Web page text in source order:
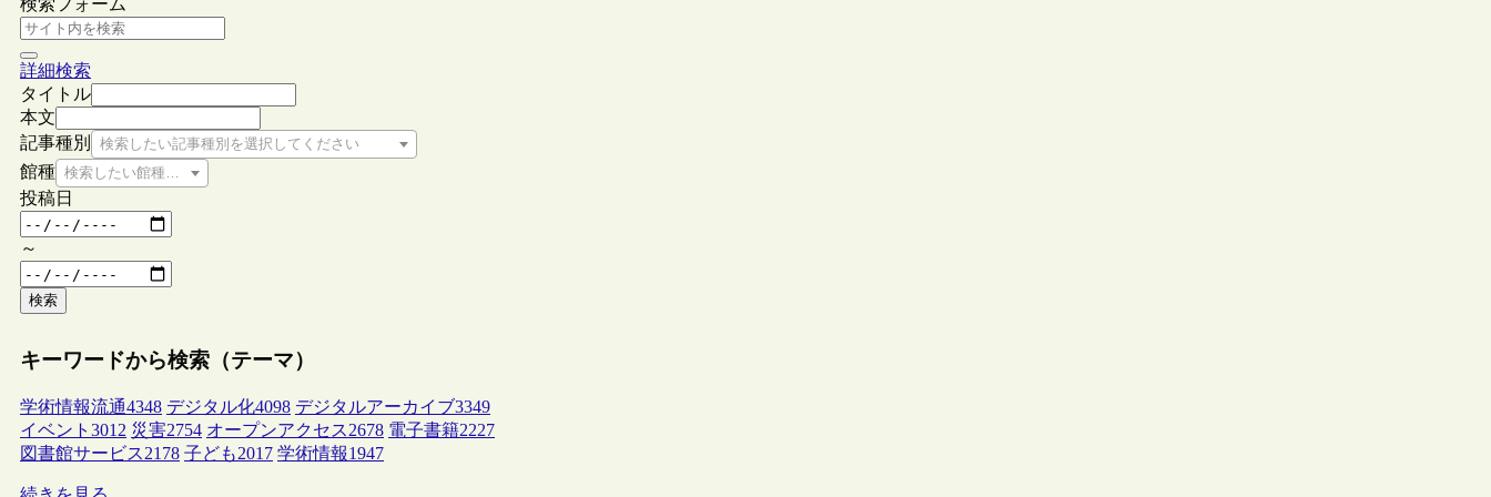
検索フォーム
詳細検索
タイトル
本文
記事種別
検索したい記事種別を選択してください
館種 検索したい館種を選択してください
投稿日
～
検索
キーワードから検索（テーマ）
学術情報流通4348 デジタル化4098 デジタルアーカイブ3349
イベント 3012 災害2754 オープンアクセス2678 電子書籍2227
図書館サービス2178 子ども2017 学術情報1947